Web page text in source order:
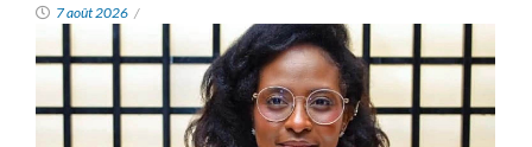
7 août 2026 /